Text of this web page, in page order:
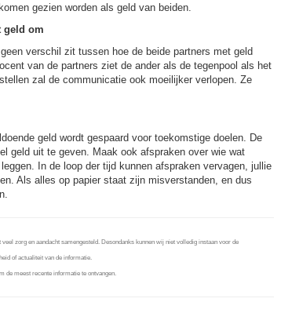
gezien worden als geld van beiden.
geld om
verschil zit tussen hoe de beide partners met geld
van de partners ziet de ander als de tegenpool als het
zal de communicatie ook moeilijker verlopen. Ze
geld wordt gespaard voor toekomstige doelen. De
geld uit te geven. Maak ook afspraken over wie wat
In de loop der tijd kunnen afspraken vervagen, jullie
Als alles op papier staat zijn misverstanden, en dus
zorg en aandacht samengesteld. Desondanks kunnen wij niet volledig instaan voor de
of actualiteit van de informatie.
de meest recente informatie te ontvangen.